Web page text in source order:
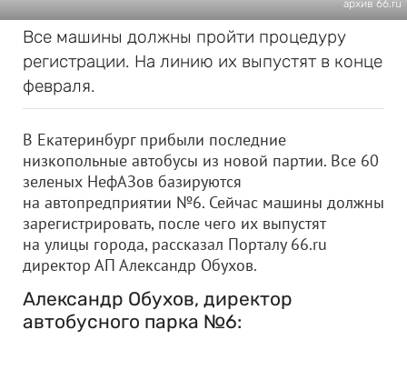
архив 66.ru
Все машины должны пройти процедуру
регистрации. На линию их выпустят в конце
февраля.
В Екатеринбург прибыли последние
низкопольные автобусы из новой партии. Все 60
зеленых НефАЗов базируются
на автопредприятии №6. Сейчас машины должны
зарегистрировать, после чего их выпустят
на улицы города, рассказал Порталу 66.ru
директор АП Александр Обухов.
Александр Обухов, директор
автобусного парка №6: